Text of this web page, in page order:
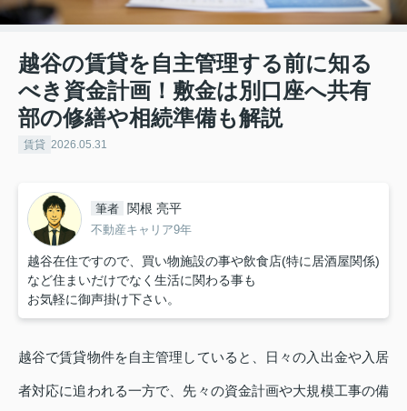
越谷の賃貸を自主管理する前に知る
べき資金計画！敷金は別口座へ共有
部の修繕や相続準備も解説
賃貸 2026.05.31
筆者 関根 亮平
不動産キャリア9年
越谷在住ですので、買い物施設の事や飲食店(特に居酒屋関係)
など住まいだけでなく生活に関わる事も
お気軽に御声掛け下さい。
越谷で賃貸物件を自主管理していると、日々の入出金や入居
者対応に追われる一方で、先々の資金計画や大規模工事の備